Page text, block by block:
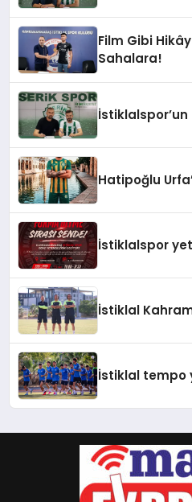
Film Gibi
Sahalara!
İstiklalspor’un
Hatipoğlu
İstiklalspor
İstiklal
İstiklal tempo